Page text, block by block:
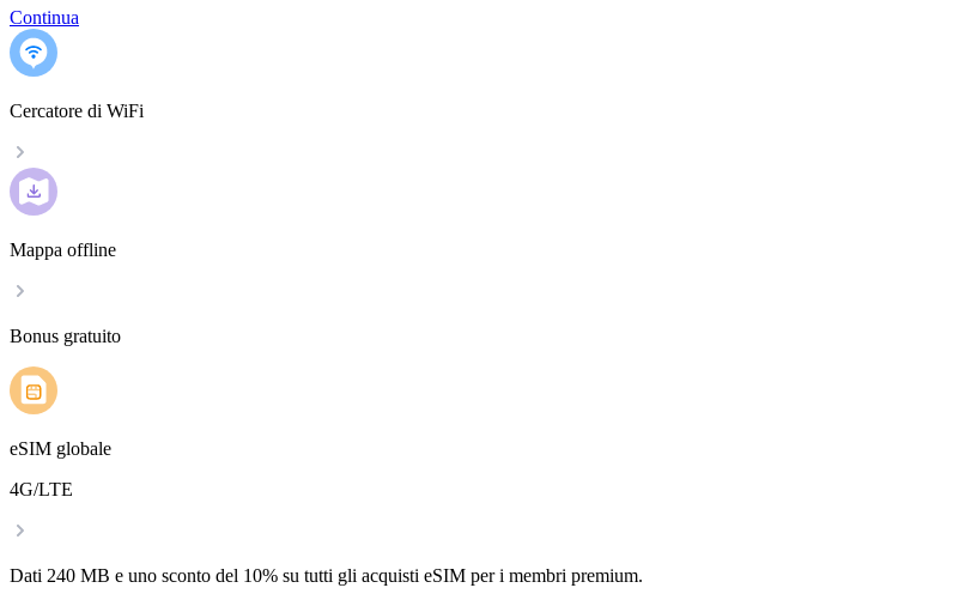
Continua
Cercatore di WiFi
Mappa offline
Bonus gratuito
eSIM globale
4G/LTE
Dati 240 MB e uno sconto del 10% su tutti gli acquisti eSIM per i membri premium.